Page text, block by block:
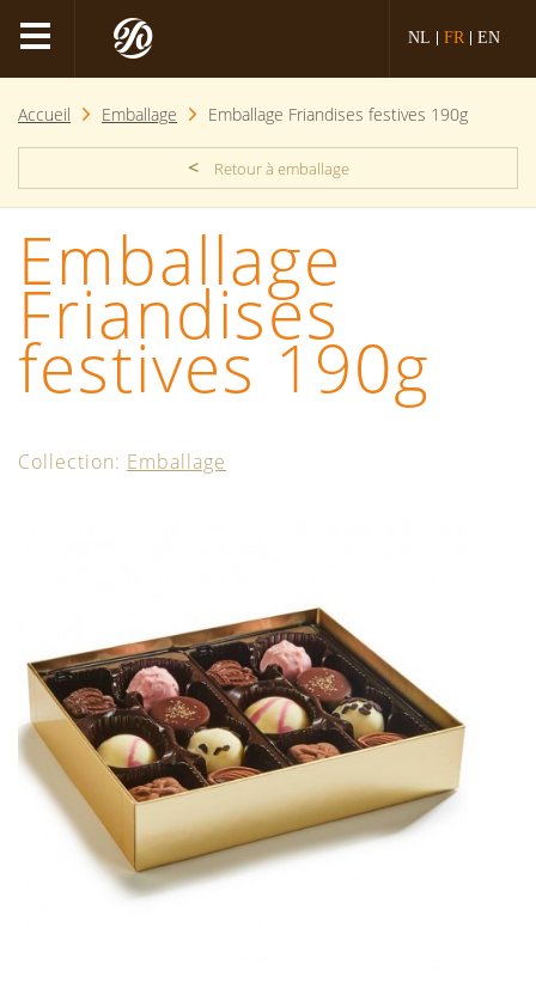
NL FR EN
Accueil Emballage Emballage Friandises festives 190g
< Retour à emballage
Emballage
Friandises
festives 190g
Collection: Emballage